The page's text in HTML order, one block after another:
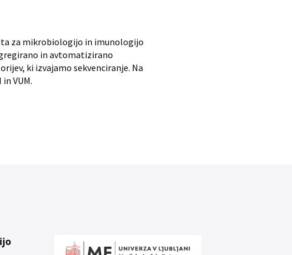
za mikrobiologijo in imunologijo
in avtomatizirano
ki izvajamo sekvenciranje. Na
VUM.